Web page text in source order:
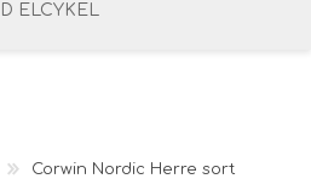
ELCYKEL
Corwin Nordic Herre sort